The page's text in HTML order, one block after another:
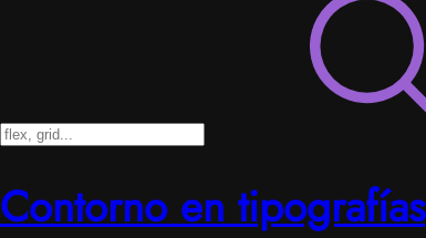
Contorno en tipografías